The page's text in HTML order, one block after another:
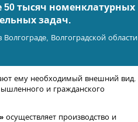
50 тысяч номенклатурных
задач.
Волгоградской области
ему необходимый внешний вид.
и гражданского
осуществляет производство и